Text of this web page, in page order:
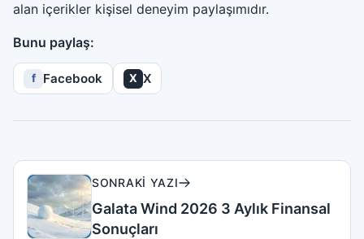
alan içerikler kişisel deneyim paylaşımıdır.
Bunu paylaş:
f Facebook X X
SONRAKI YAZI
Galata Wind 2026 3 Aylık Finansal
Sonuçları